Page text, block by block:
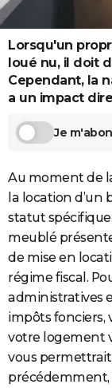
Destinations
City break
Voyage nature
Voyage de noces
Forum
Climat
+
GUIDES D'ACHAT
BONS PLANS
Carte de Noël
Carte Bonne année
Carte Saint-Valentin
Carte Pâques
Carte d'anniversaire
Dictionnaire
Biographies
Citations
Expressions
Proverbes
PROGRAMME TV
COPAINS D'AVANT
S'inscrire
Se connecter
Lycées
Collèges
Primaires
Universités
Entreprises
Service militaire
Avis de recherche
AVIS DE DÉCÈS
FORUM
Lorsqu'un
loué nu, il doit
Cependant, la
a un impact
Je
Au moment de
la location
statut
meublé
de mise en
régime fiscal.
administratives
impôts fonciers,
votre logement
vous
précédemment,